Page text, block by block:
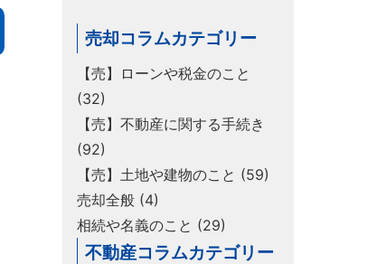
売却コラムカテゴリー
【売】ローンや税金のこと
(32)
【売】不動産に関する手続き
(92)
【売】土地や建物のこと (59)
売却全般 (4)
相続や名義のこと (29)
不動産コラムカテゴリー